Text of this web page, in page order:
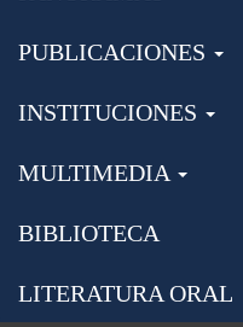
PUBLICACIONES
INSTITUCIONES
MULTIMEDIA
BIBLIOTECA
LITERATURA ORAL